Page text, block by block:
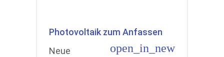
Photovoltaik zum Anfassen
open_in_new
Neue